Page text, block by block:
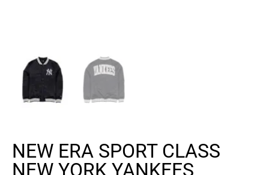
NEW ERA SPORT CLASS
NEW YORK YANKEES